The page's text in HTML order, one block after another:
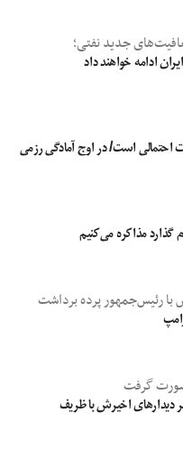
جدید نفتی؛
ادامه خواهند داد
احتمالی است/ در اوج آمادگی رزمی
گذارد مذاکره می‌کنیم
با رئیس‌جمهور پرده برداشت
صورت گرفت
دیدارهای اخیرش با ظریف